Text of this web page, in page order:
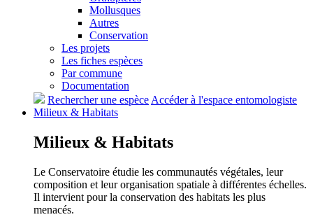
Mollusques
Autres
Conservation
Les projets
Les fiches espèces
Par commune
Documentation
Rechercher une espèce Accéder à l'espace entomologiste
Milieux & Habitats
Milieux & Habitats
Le Conservatoire étudie les communautés végétales, leur
composition et leur organisation spatiale à différentes échelles.
Il intervient pour la conservation des habitats les plus
menacés.